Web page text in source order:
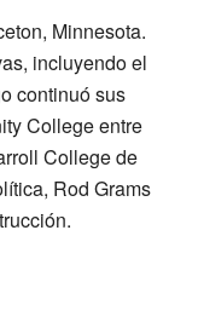
Minnesota.
incluyendo el
continuó sus
College entre
College de
Rod Grams